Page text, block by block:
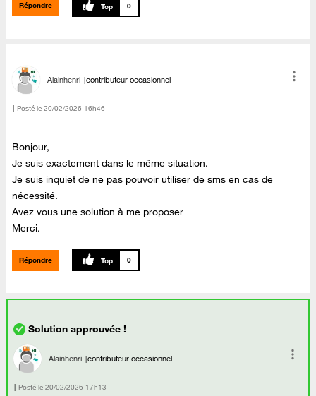
Répondre 0
Alainhenri contributeur occasionnel
Posté le ‎20/02/2026 16h46
Bonjour,
Je suis exactement dans le même situation.
Je suis inquiet de ne pas pouvoir utiliser de sms en cas de
nécessité.
Avez vous une solution à me proposer
Merci.
Répondre 0
Alainhenri contributeur occasionnel
Posté le ‎20/02/2026 17h13